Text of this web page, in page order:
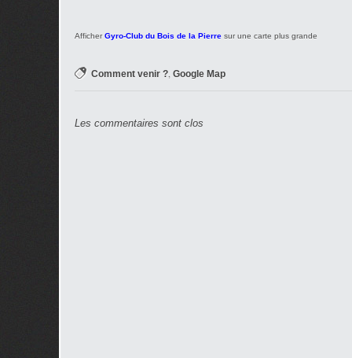
AfficherGyro-Club du Bois de la Pierre sur une carte plus grande
Comment venir ? Google Map
Les commentaires sont clos